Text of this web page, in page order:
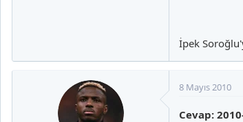
İpek
8 Mayıs 2010
Cevap: